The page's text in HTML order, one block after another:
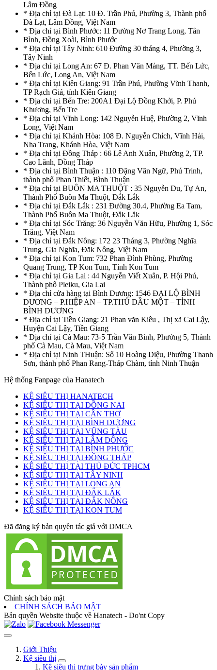
Lâm Đồng
* Địa chỉ tại Đà Lạt: 10 Đ. Trần Phú, Phường 3, Thành phố
Đà Lạt, Lâm Đồng, Việt Nam
* Địa chỉ tại Bình Phước: 11 Đường Nơ Trang Long, Tân
Bình, Đồng Xoài, Bình Phước
* Địa chỉ tại Tây Ninh: 610 Đường 30 tháng 4, Phường 3,
Tây Ninh
* Địa chỉ tại Long An: 67 Đ. Phan Văn Mảng, TT. Bến Lức,
Bến Lức, Long An, Việt Nam
* Địa chỉ tại Kiên Giang: 91 Trần Phú, Phường Vĩnh Thanh,
TP Rạch Giá, tỉnh Kiên Giang
* Địa chỉ tại Bến Tre: 200A1 Đại Lộ Đồng Khởi, P. Phú
Khương, Bến Tre
* Địa chỉ tại Vĩnh Long: 142 Nguyễn Huệ, Phường 2, Vĩnh
Long, Việt Nam
* Địa chỉ tại Khánh Hòa: 108 Đ. Nguyễn Chích, Vĩnh Hải,
Nha Trang, Khánh Hòa, Việt Nam
* Địa chỉ tại Đồng Tháp : 66 Lê Anh Xuân, Phường 2, TP.
Cao Lãnh, Đồng Tháp
* Địa chỉ tại Bình Thuận : 110 Đặng Văn Ngữ, Phú Trinh,
thành phố Phan Thiết, Bình Thuận
* Địa chỉ tại BUÔN MA THUỘT : 35 Nguyễn Du, Tự An,
Thành Phố Buôn Ma Thuột, Đắk Lắk
* Địa chỉ tại Đắk Lắk : 231 Đường 30.4, Phường Ea Tam,
Thành Phố Buôn Ma Thuột, Đắk Lắk
* Địa chỉ tại Sóc Trăng: 36 Nguyễn Văn Hữu, Phường 1, Sóc
Trăng, Việt Nam
* Địa chỉ tại Đắk Nông: 172 23 Tháng 3, Phường Nghĩa
Trung, Gia Nghĩa, Đăk Nông, Việt Nam
* Địa chỉ tại Kon Tum: 732 Phan Đình Phùng, Phường
Quang Trung, TP Kon Tum, Tỉnh Kon Tum
* Địa chỉ tại Gia Lai : 44 Nguyễn Viết Xuân, P. Hội Phú,
Thành phố Pleiku, Gia Lai
* Địa chỉ cửa hàng tại Bình Dương: 1546 ĐẠI LỘ BÌNH
DƯƠNG – P.HIỆP AN – TP.THỦ DẦU MỘT – TỈNH
BÌNH DƯƠNG
* Địa chỉ tại Tiền Giang: 21 Phan văn Kiêu , Thị xã Cai Lậy,
Huyện Cai Lậy, Tiền Giang
* Địa chỉ tại Cà Mau: 73-5 Trần Văn Bình, Phường 5, Thành
phố Cà Mau, Cà Mau, Việt Nam
* Địa chỉ tại Ninh THuận: Số 10 Hoàng Diệu, Phường Thanh
Sơn, thành phố Phan Rang-Tháp Chàm, tỉnh Ninh Thuận
Hệ thống Fanpage của Hanatech
KỆ SIÊU THỊ HANATECH
KỆ SIÊU THỊ TẠI ĐỒNG NAI
KỆ SIÊU THỊ TẠI CẦN THƠ
KỆ SIÊU THỊ TẠI BÌNH DƯƠNG
KỆ SIÊU THỊ TẠI VŨNG TÀU
KỆ SIÊU THỊ TẠI LÂM ĐỒNG
KỆ SIÊU THỊ TẠI BÌNH PHƯỚC
KỆ SIÊU THỊ TẠI ĐỒNG THÁP
KỆ SIÊU THỊ TẠI THỦ ĐỨC TPHCM
KỆ SIÊU THỊ TẠI TÂY NINH
KỆ SIÊU THỊ TẠI LONG AN
KỆ SIÊU THỊ TẠI ĐẮK LẮK
KỆ SIÊU THỊ TẠI ĐẮK NÔNG
KỆ SIÊU THỊ TẠI KON TUM
Đã đăng ký bản quyền tác giả với DMCA
Chính sách bảo mật
CHÍNH SÁCH BẢO MẬT
Bản quyền Website thuộc về Hanatech - Do'nt Copy
Giới Thiệu
Kệ siêu thị
Kệ siêu thị trưng bày sản phẩm